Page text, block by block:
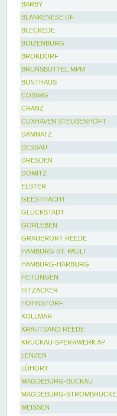
BARBY
BLANKENESE UF
BLECKEDE
BOIZENBURG
BROKDORF
BRUNSBÜTTEL MPM
BUNTHAUS
COSWIG
CRANZ
CUXHAVEN STEUBENHÖFT
DAMNATZ
DESSAU
DRESDEN
DÖMITZ
ELSTER
GEESTHACHT
GLÜCKSTADT
GORLEBEN
GRAUERORT REEDE
HAMBURG ST. PAULI
HAMBURG-HARBURG
HETLINGEN
HITZACKER
HOHNSTORF
KOLLMAR
KRAUTSAND REEDE
KRÜCKAU-SPERRWERK AP
LENZEN
LÜHORT
MAGDEBURG-BUCKAU
MAGDEBURG-STROMBRÜCKE
MEISSEN